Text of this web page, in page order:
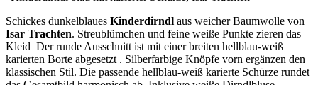
Schickes dunkelblaues Kinderdirndl aus weicher Baumwolle von
Isar Trachten. Streublümchen und feine weiße Punkte zieren das
Kleid Der runde Ausschnitt ist mit einer breiten hellblau-weiß
karierten Borte abgesetzt . Silberfarbige Knöpfe vorn ergänzen den
klassischen Stil. Die passende hellblau-weiß karierte Schürze rundet